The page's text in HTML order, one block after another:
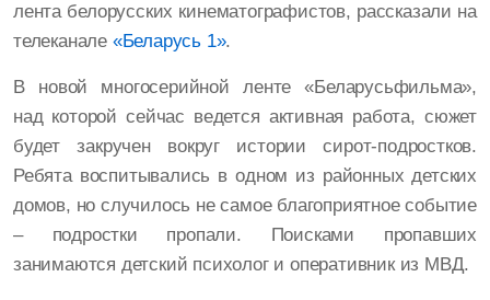
лента белорусских кинематографистов, рассказали на
телеканале «Беларусь 1».
В новой многосерийной ленте «Беларусьфильма»,
над которой сейчас ведется активная работа, сюжет
будет закручен вокруг истории сирот-подростков.
Ребята воспитывались в одном из районных детских
домов, но случилось не самое благоприятное событие
– подростки пропали. Поисками пропавших
занимаются детский психолог и оперативник из МВД.